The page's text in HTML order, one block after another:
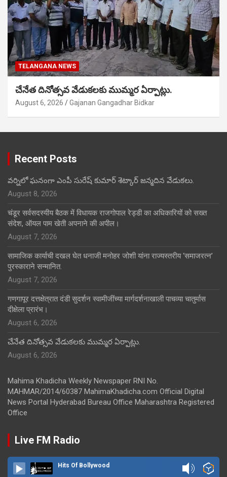
TELANGANA NEWS
చేనేత దినోత్సవ వేడుకలకు ముమ్మర ఏర్పాట్లు.
August 6, 2026 Gajanan Gangadhar Bidkar
Recent Posts
వర్నిలో ఘనంగా ఎంపీ సురేష్ కుమార్ శెట్కార్ జన్మదిన వేడుకలు.
August 8, 2026
चंडूर सर्वसदस्यीय बैठक में विधायक राजगोपाल रेड्डी का अधिकारियों को सख्त
संदेश, ऑयल पाम खेती अपनाने की अपील।
August 7, 2026
सामाजिक कार्याची दखल घेत धनाजी मनोहर जोशी यांना राज्यस्तरीय ‘समाजरत्न’
पुरस्काराने सन्मानित.
August 7, 2026
गणगापूर दत्तक्षेत्रात दंडी सुदर्शन स्वामीजींच्या मार्गदर्शनाखाली पाचव्या चातुर्मास
दीक्षेला प्रारंभ।
August 6, 2026
చేనేత దినోత్సవ వేడుకలకు ముమ్మర ఏర్పాట్లు.
August 6, 2026
Mahima Khadicha Weekly Newspaper RNI No.
MAHMAR/2014/60387 MahimaKhadicha.com Official Digital
News Portal Hyderabad Bureau Office Maharashtra Registered
Office
Live FM Radio
Hits Of Bollywood